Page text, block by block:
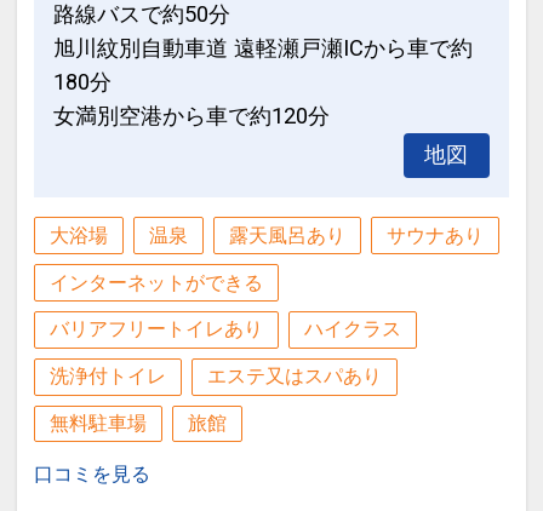
【0－5歳の未就学のお子様をお連れのお
客様へ】
0－5歳のお子様は、食事有無に関わら
ず、
一律「施設利用料」として、お一人様1
ます。
予約システムの仕様上、ご予約の際は
「食事付き幼児」をご選択ください。
※「食事付き」をご選択いただいても、
上記施設利用料（4400円）以外の追加料
金は発生いたしません（お食事もお召し
上がりいただけます）。
路線バスで約50分
旭川紋別自動車道 遠軽瀬戸瀬ICから車で約
180分
女満別空港から車で約120分
地図
大浴場 温泉 露天風呂あり サウナあり
インターネットができる
バリアフリートイレあり ハイクラス
洗浄付トイレ エステ又はスパあり
無料駐車場 旅館
口コミを見る